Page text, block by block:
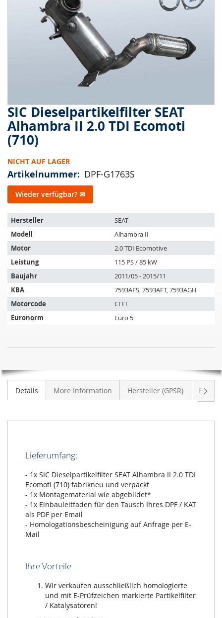
SIC Dieselpartikelfilter SEAT
Alhambra II 2.0 TDI Ecomoti
(710)
NICHT AUF LAGER
Artikelnummer DPF-G1763S
Wieder verfügbar? ✉
Der
Artikel
passt
auf
folgende
Fahrzeuge:
Hersteller
SEAT
Modell
Alhambra II
Motor
2.0 TDI Ecomotive
Leistung
115 PS / 85 kW
Baujahr
2011/05 - 2015/11
KBA
7593AFS, 7593AFT, 7593AGH
Motorcode
CFFE
Euronorm
Euro 5
SEAT
Alhambra
LAGER
Zum
Anfang
der
Bildergalerie
springen
Details More Information Hersteller (GPSR)
Lieferumfang:
- 1x SIC Dieselpartikelfilter SEAT Alhambra II 2.0 TDI
Ecomoti (710) fabrikneu und verpackt
- 1x Montagematerial wie abgebildet*
- 1x Einbauleitfaden für den Tausch Ihres DPF / KAT
als PDF per Email
- Homologationsbescheinigung auf Anfrage per E-
Mail
Ihre Vorteile
Wir verkaufen ausschließlich homologierte
und mit E-Prüfzeichen markierte Partikelfilter
/ Katalysatoren!